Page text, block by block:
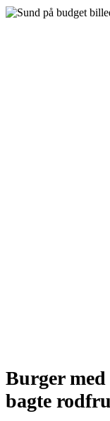
Burger
bagte